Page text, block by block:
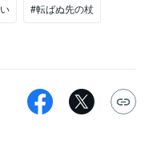
#転ばぬ先の杖